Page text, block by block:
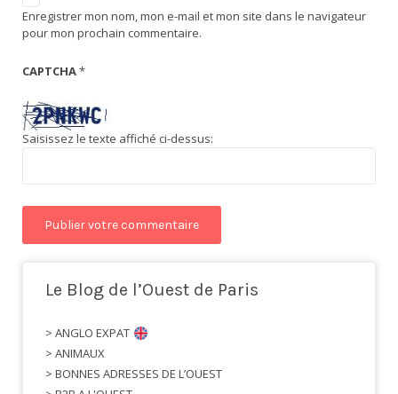
Enregistrer mon nom, mon e-mail et mon site dans le navigateur
pour mon prochain commentaire.
CAPTCHA*
Saisissez le texte affiché ci-dessus:
Le Blog de l’Ouest de Paris
> ANGLO EXPAT
> ANIMAUX
> BONNES ADRESSES DE L’OUEST